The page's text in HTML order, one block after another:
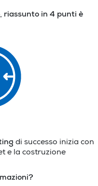
riassunto in 4 punti è
di successo inizia con
e la costruzione